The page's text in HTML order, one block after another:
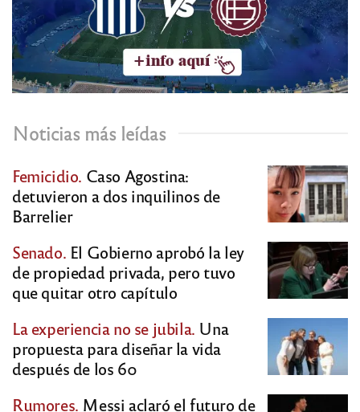
Noticias más leídas
Femicidio. Caso Agostina:
detuvieron a dos inquilinos de
Barrelier
Senado. El Gobierno aprobó la ley
de propiedad privada, pero tuvo
que quitar otro capítulo
La experiencia no se jubila. Una
propuesta para diseñar la vida
después de los 60
Rumores. Messi aclaró el futuro de